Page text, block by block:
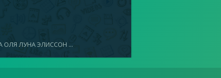
ОЛЯ ЛУНА ЭЛИССОН ...